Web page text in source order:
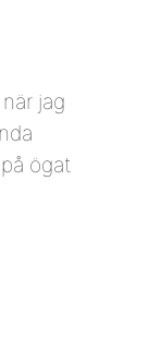
jag
ögat